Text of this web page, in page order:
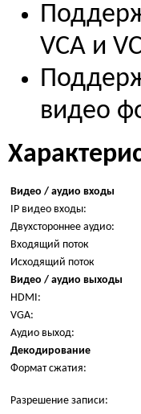
VCA и
видео
Видео / аудио входы
IP видео входы:
Двухстороннее аудио:
Входящий поток
Исходящий поток
Видео / аудио выходы
HDMI:
VGA:
Аудио выход:
Декодирование
Формат сжатия:
Разрешение записи: